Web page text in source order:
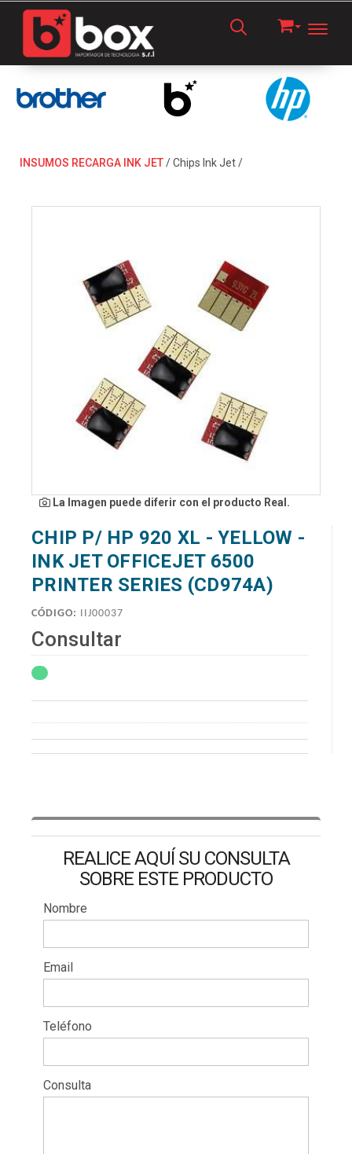
INSUMOS RECARGA INK JET/Chips Ink Jet/
La Imagen puede diferir con el producto Real.
CHIP P/ HP 920 XL - YELLOW -
INK JET OFFICEJET 6500
PRINTER SERIES (CD974A)
CÓDIGO: IIJ00037
Consultar
REALICE AQUÍ SU CONSULTA
SOBRE ESTE PRODUCTO
Nombre
Email
Teléfono
Consulta